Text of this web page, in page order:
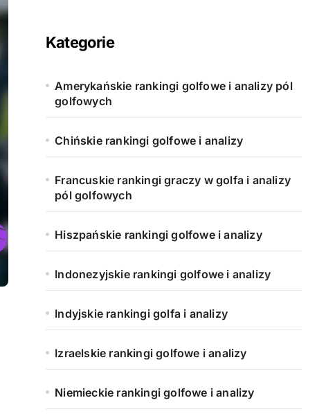
Kategorie
Amerykańskie rankingi golfowe i analizy pól
golfowych
Chińskie rankingi golfowe i analizy
Francuskie rankingi graczy w golfa i analizy
pól golfowych
Hiszpańskie rankingi golfowe i analizy
Indonezyjskie rankingi golfowe i analizy
Indyjskie rankingi golfa i analizy
Izraelskie rankingi golfowe i analizy
Niemieckie rankingi golfowe i analizy